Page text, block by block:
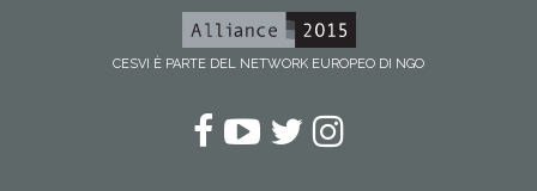
CESVI È PARTE DEL NETWORK EUROPEO DI NGO
Facebook
YouTube
Twitter
Instagram